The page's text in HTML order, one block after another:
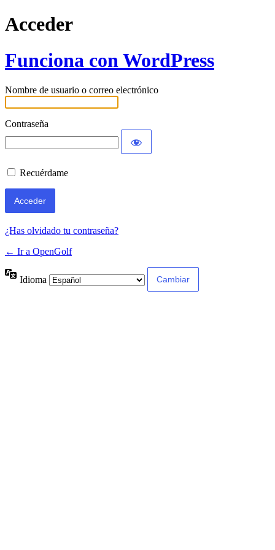
Acceder
Funciona con WordPress
Nombre de usuario o correo electrónico
Contraseña
Recuérdame
¿Has olvidado tu contraseña?
← Ir a OpenGolf
Idioma